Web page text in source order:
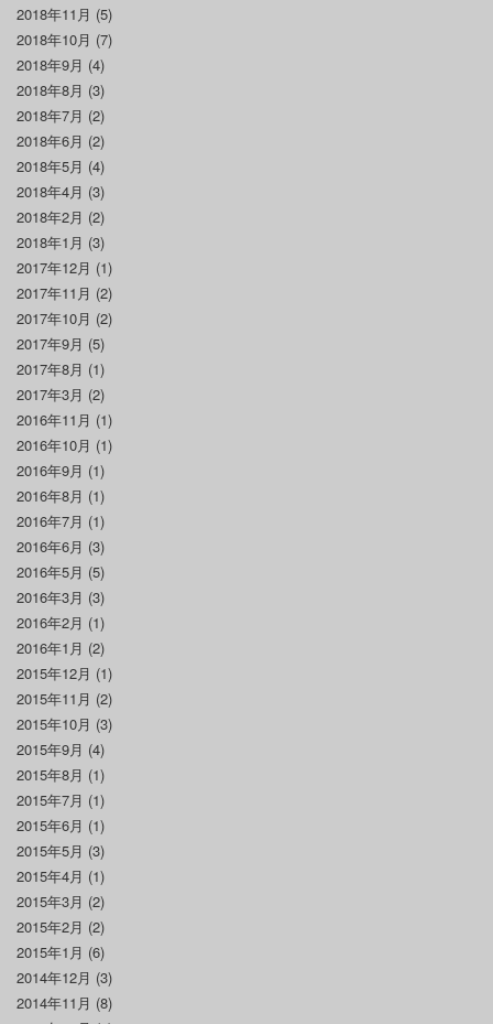
2018年11月 (5)
2018年10月 (7)
2018年9月 (4)
2018年8月 (3)
2018年7月 (2)
2018年6月 (2)
2018年5月 (4)
2018年4月 (3)
2018年2月 (2)
2018年1月 (3)
2017年12月 (1)
2017年11月 (2)
2017年10月 (2)
2017年9月 (5)
2017年8月 (1)
2017年3月 (2)
2016年11月 (1)
2016年10月 (1)
2016年9月 (1)
2016年8月 (1)
2016年7月 (1)
2016年6月 (3)
2016年5月 (5)
2016年3月 (3)
2016年2月 (1)
2016年1月 (2)
2015年12月 (1)
2015年11月 (2)
2015年10月 (3)
2015年9月 (4)
2015年8月 (1)
2015年7月 (1)
2015年6月 (1)
2015年5月 (3)
2015年4月 (1)
2015年3月 (2)
2015年2月 (2)
2015年1月 (6)
2014年12月 (3)
2014年11月 (8)